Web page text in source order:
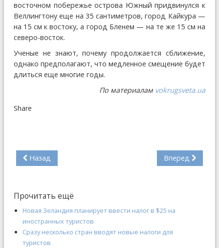
восточном побережье острова Южный придвинулся к
Веллингтону еще на 35 сантиметров, город Кайкура —
на 15 см к востоку, а город Бленем — на те же 15 см на
северо-восток.
Ученые не знают, почему продолжается сближение,
однако предполагают, что медленное смещение будет
длиться еще многие годы.
По материалам vokrugsveta.ua
Share
Назад Вперед
Прочитать ещё
Новая Зеландия планирует ввести налог в $25 на
иностранных туристов
Сразу несколько стран вводят новые налоги для
туристов